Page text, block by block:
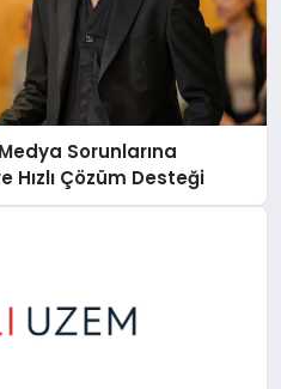
Sorunlarına
Çözüm Desteği